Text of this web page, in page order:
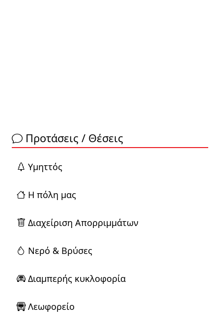
Προτάσεις / Θέσεις
Yμηττός
Η πόλη μας
Διαχείριση Απορριμμάτων
Νερό & Βρύσες
Διαμπερής κυκλοφορία
Λεωφορείο